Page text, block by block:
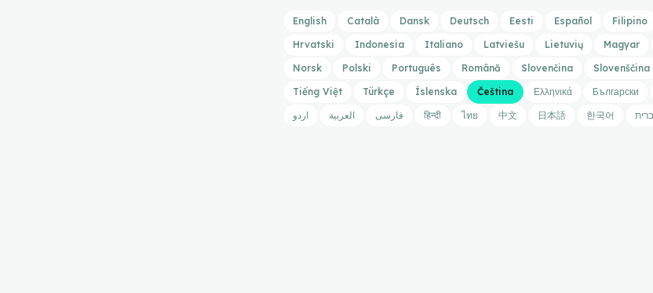
English Català Dansk Deutsch Eesti Español Filipino
Hrvatski
Indonesia Italiano Latviešu Lietuvių Magyar
Norsk
Polski Português Română Slovenčina Slovenščina
Tiếng Việt
Türkçe Íslenska Čeština Ελληνικά Български
اردو
العربية فارسی हिन्दी ไทย 中文 日本語 한국어